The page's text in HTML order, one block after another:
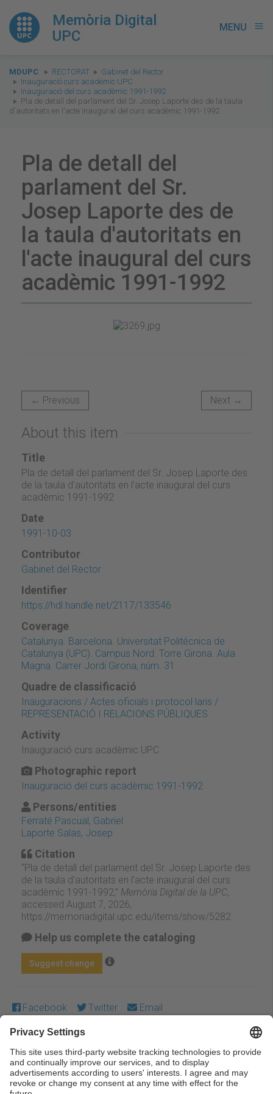
Memòria Digital
UPC
MENU menu
You
are
here:
MDUPC RECTORAT
Gabinet del Rector
Inauguració curs acadèmic UPC
Inauguració del curs acadèmic 1991-1992
Pla de detall del parlament del Sr. Josep Laporte des de la taula
d'autoritats en l'acte inaugural del curs acadèmic 1991-1992
Pla de detall del
parlament del Sr.
Josep Laporte des de
la taula d'autoritats en
l'acte inaugural del curs
acadèmic 1991-1992
← Previous Next →
About this item
Title
Pla de detall del parlament del Sr. Josep Laporte des
de la taula d'autoritats en l'acte inaugural del curs
acadèmic 1991-1992
Date
1991-10-03
Contributor
Gabinet del Rector
Identifier
https://hdl.handle.net/2117/133546
Coverage
Catalunya. Barcelona. Universitat Politècnica de
Catalunya (UPC). Campus Nord. Torre Girona. Aula
Magna. Carrer Jordi Girona, núm. 31
Quadre de classificació
Inauguracions / Actes oficials i protocol·laris /
REPRESENTACIÓ I RELACIONS PÚBLIQUES
Activity
Inauguració curs acadèmic UPC
Photographic report
Inauguració del curs acadèmic 1991-1992
Persons/entities
Ferraté Pascual, Gabriel
Laporte Salas, Josep
Citation
“Pla de detall del parlament del Sr. Josep Laporte des
de la taula d'autoritats en l'acte inaugural del curs
acadèmic 1991-1992,” Memòria Digital de la UPC,
accessed August 7, 2026,
https://memoriadigital.upc.edu/items/show/5282
Help us complete the cataloging
Suggest change
Facebook Twitter Email
Except where otherwise noted, content on this work is
licensed under a Creative Commons license:Attribution-